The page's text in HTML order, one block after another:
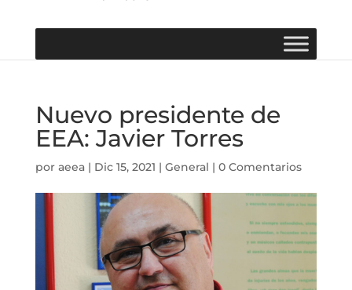
Nuevo presidente de
EEA: Javier Torres
por aeea| Dic 15, 2021 | General | 0 Comentarios